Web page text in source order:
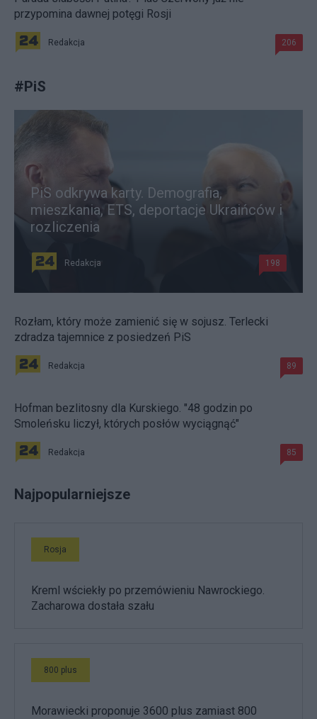
przypomina dawnej potęgi Rosji
Redakcja 206
#PiS
PiS odkrywa karty. Demografia,
mieszkania, ETS, deportacje Ukraińców i
rozliczenia
Redakcja 198
Rozłam, który może zamienić się w sojusz. Terlecki
zdradza tajemnice z posiedzeń PiS
Redakcja 89
Hofman bezlitosny dla Kurskiego. "48 godzin po
Smoleńsku liczył, których posłów wyciągnąć"
Redakcja 85
Najpopularniejsze
Rosja
Kreml wściekły po przemówieniu Nawrockiego.
Zacharowa dostała szału
800 plus
Morawiecki proponuje 3600 plus zamiast 800